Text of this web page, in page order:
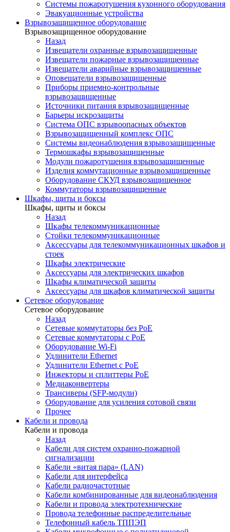
Системы пожаротушения кухонного оборудования
Эвакуационные устройства
Взрывозащищенное оборудование
Взрывозащищенное оборудование
Назад
Извещатели охранные взрывозащищенные
Извещатели пожарные взрывозащищенные
Извещатели аварийные взрывозащищенные
Оповещатели взрывозащищенные
Приборы приемно-контрольные
взрывозащищенные
Источники питания взрывозащищенные
Барьеры искрозащиты
Система ОПС взрывоопасных объектов
Взрывозащищенный комплекс ОПС
Системы видеонаблюдения взрывозащищенные
Термошкафы взрывозащищенные
Модули пожаротушения взрывозащищенные
Изделия коммутационные взрывозащищенные
Оборудование СКУД взрывозащищенное
Коммутаторы взрывозащищенные
Шкафы, щиты и боксы
Шкафы, щиты и боксы
Назад
Шкафы телекоммуникационные
Стойки телекоммуникационные
Аксессуары для телекоммуникационных шкафов и
стоек
Шкафы электрические
Аксессуары для электрических шкафов
Шкафы климатической защиты
Аксессуары для шкафов климатической защиты
Сетевое оборудование
Сетевое оборудование
Назад
Сетевые коммутаторы без PoE
Сетевые коммутаторы с PoE
Оборудование Wi-Fi
Удлинители Ethernet
Удлинители Ethernet с PoE
Инжекторы и сплиттеры PoE
Медиаконвертеры
Трансиверы (SFP-модули)
Оборудование для усиления сотовой связи
Прочее
Кабели и провода
Кабели и провода
Назад
Кабели для систем охранно-пожарной
сигнализации
Кабели «витая пара» (LAN)
Кабели для интерфейса
Кабели радиочастотные
Кабели комбинированные для видеонаблюдения
Кабели и провода электротехнические
Провода телефонные распределительные
Телефонный кабель ТППЭП